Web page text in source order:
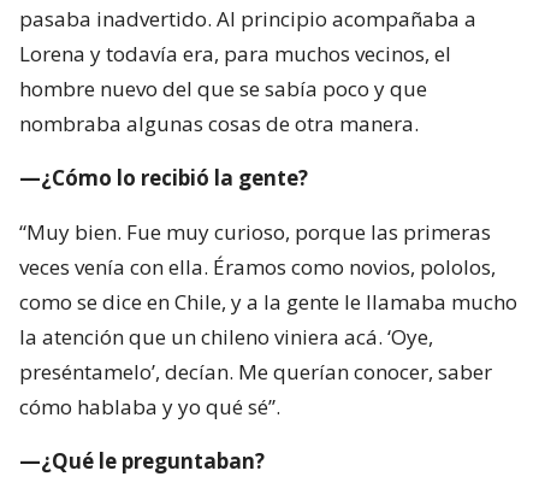
pasaba inadvertido. Al principio acompañaba a
Lorena y todavía era, para muchos vecinos, el
hombre nuevo del que se sabía poco y que
nombraba algunas cosas de otra manera.
—¿Cómo lo recibió la gente?
“Muy bien. Fue muy curioso, porque las primeras
veces venía con ella. Éramos como novios, pololos,
como se dice en Chile, y a la gente le llamaba mucho
la atención que un chileno viniera acá. ‘Oye,
preséntamelo’, decían. Me querían conocer, saber
cómo hablaba y yo qué sé”.
—¿Qué le preguntaban?